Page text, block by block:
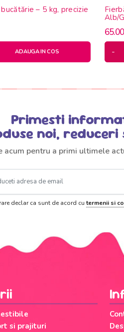
– 5 kg, precizie
ADAUGA IN COS
Alb/
65.00
Primesti
noi, reduceri
acum pentru a primi ultimele
declar ca sunt de acord cutermenii si
si prajituri